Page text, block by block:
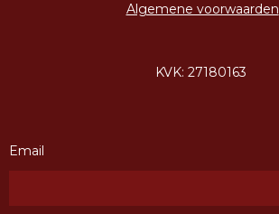
Algemene voorwaarden
KVK: 27180163
Email